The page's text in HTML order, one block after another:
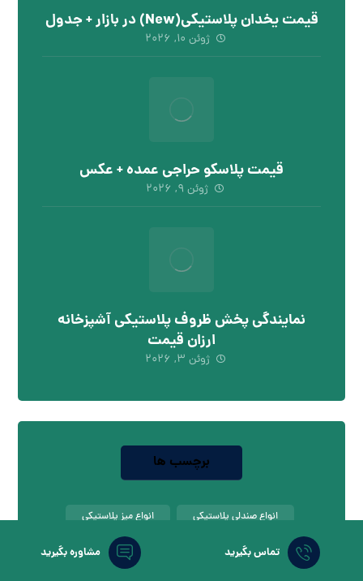
قیمت یخدان پلاستیکی(New) در بازار + جدول
ژوئن 10, 2026
قیمت پلاسکو حراجی عمده + عکس
ژوئن 9, 2026
نمایندگی پخش ظروف پلاستیکی آشپزخانه
ارزان قیمت
ژوئن 3, 2026
برچسب ها
انواع صندلی پلاستیکی انواع میز پلاستیکی
انواع کلمن پلاستیکی انواع گلدان پلاستیکی تماس بگیرید مشاوره بگیرید